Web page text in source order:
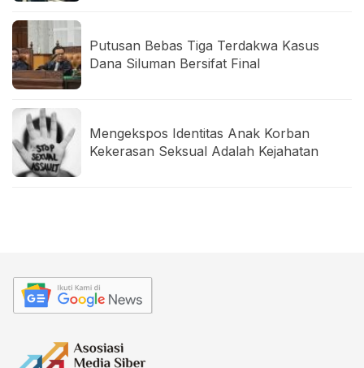
Putusan Bebas Tiga Terdakwa Kasus
Dana Siluman Bersifat Final
Mengekspos Identitas Anak Korban
Kekerasan Seksual Adalah Kejahatan